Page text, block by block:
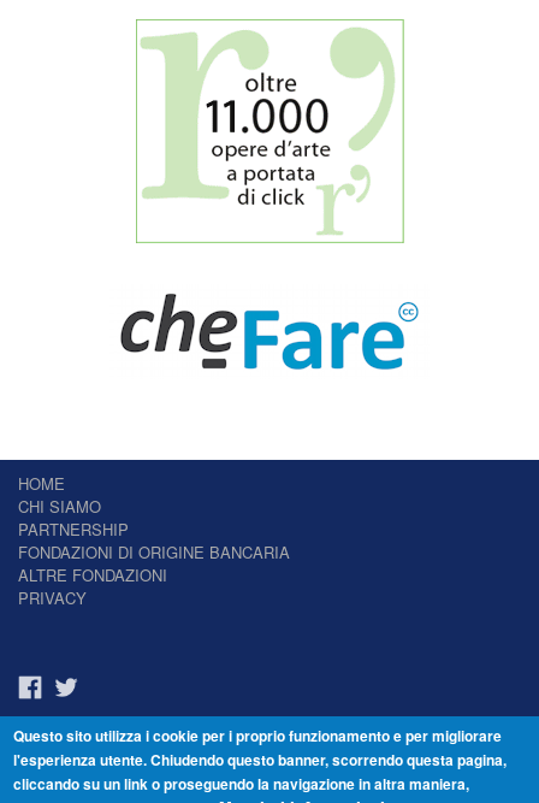
HOME
CHI SIAMO
PARTNERSHIP
FONDAZIONI DI ORIGINE BANCARIA
ALTRE FONDAZIONI
PRIVACY
Il Giornale delle Fondazioni - Periodico telematico
Reg. Tribunale n.7 del 22/07/2014 – ISSN 2421-2466
© Fondazione Venezia 2000 - Dorsoduro 3488/U - 30123 Venezia - Italia -
Questo sito utilizza i cookie per i proprio funzionamento e per migliorare
l'esperienza utente. Chiudendo questo banner, scorrendo questa pagina,
cliccando su un link o proseguendo la navigazione in altra maniera,